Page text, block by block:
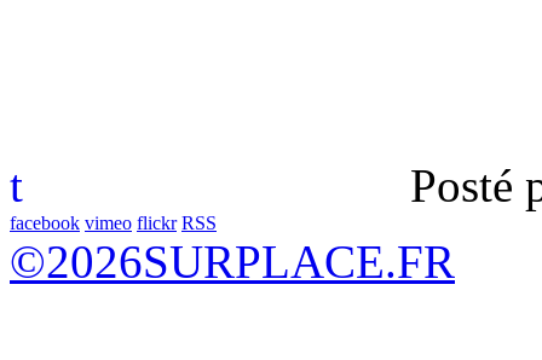
t Posté
facebook vimeo flickr RSS
©2026SURPLACE.FR